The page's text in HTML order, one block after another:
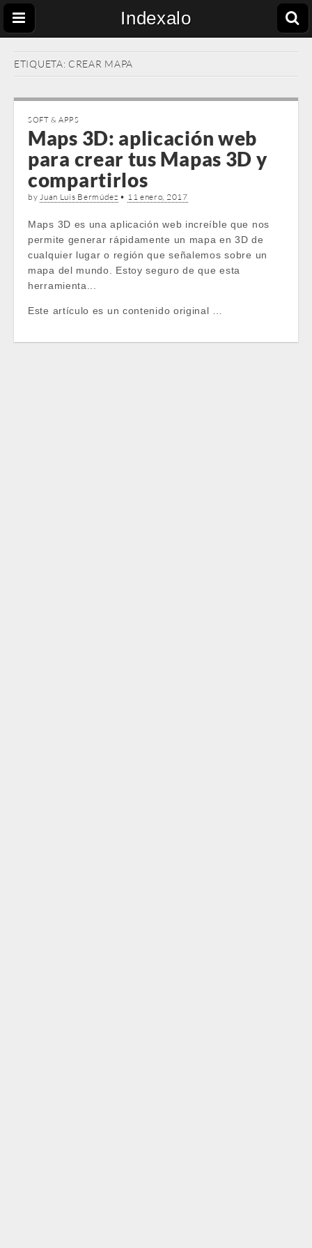
Indexalo
ETIQUETA: CREAR MAPA
SOFT & APPS
Maps 3D: aplicación web
para crear tus Mapas 3D y
compartirlos
byJuan Luis Bermúdez • 11 enero, 2017
Maps 3D es una aplicación web increíble que nos
permite generar rápidamente un mapa en 3D de
cualquier lugar o región que señalemos sobre un
mapa del mundo. Estoy seguro de que esta
herramienta...
Este artículo es un contenido original …